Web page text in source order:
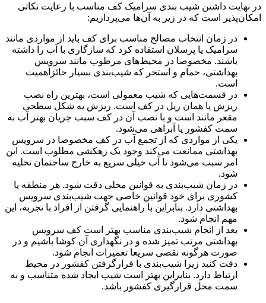
در نهایت داشتن شیب بندی سرامیک کف مناسب با رعایت نکاتی
امکان‌پذیر است که در زیر به آن‌ها می‌پردازیم:
در زمان انتخاب مصالح مناسب برای کف باید از مواردی مانند
سرامیک یا پرسلان استفاده کرد که سازگاری با آب را داشته
باشند. مخصوصا در محیط‌های مرطوب مانند سرویس
بهداشتی، حمام و استخر که شیب‌بندی بسیار حائزاهمیت
است.
در قسمت‌هایی که شیب معمولی است، بهترین راه نصب
ریزش یا همان ریل در کف است. ریزش به شکل سطحی
مقعر مانند است و با نصب آن در کف سبب جریان بهتر آب به
سمت کفشور یا آبراهی می‌شود.
یکی از مواردی که از تجمع آب در کف مخصوصا در سرویس
بهداشتی ممانعت می‌کند وجود یک زهکشی مطلوب است. این
امر سبب می‌شود تا آب خیلی سریع به خارج ساختمان تخلیه
شود.
در زمان شیب‌بندی به قوانین محلی دقت شود. هر منطقه یا
کشوری برای خود قوانین خاصی جهت شیب‌بندی سرویس
بهداشتی دارد. بنابراین با راهنمایی گرفتن از افراد با تجربه، این
مهم انجام شود.
بعد از انجام شیب‌بندی مناسب بهتر است کف سرویس
بهداشتی مرتب تمیز شده و در نگهداری آن کوشا باشیم و در
صورت هرگونه نقصی سریعا تعمیرات انجام شود.
دقت کنید زیرا شیب‌بندی با قرارگرفتن کفشور در محیط
ارتباط دارد. بنابراین بهتر است شیب ایجاد شده متناسب و به
سمت محل قرارگیری کفشور باشد.